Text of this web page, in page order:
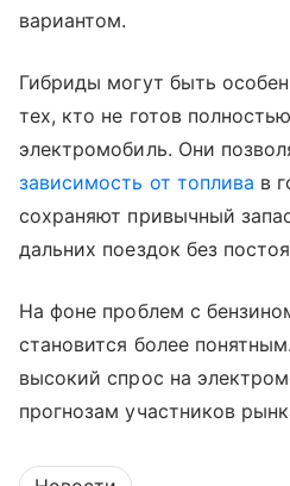
вариантом.
Гибриды могут быть
тех, кто не готов
электромобиль. Они
зависимость от топлива в
сохраняют привычный
дальних поездок без
На фоне проблем с
становится более
высокий спрос на
прогнозам участников